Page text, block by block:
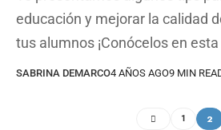
educación y mejorar la calidad
tus alumnos ¡Conócelos en
SABRINA DEMARCO4 AÑOS AGO9 MIN
1 2